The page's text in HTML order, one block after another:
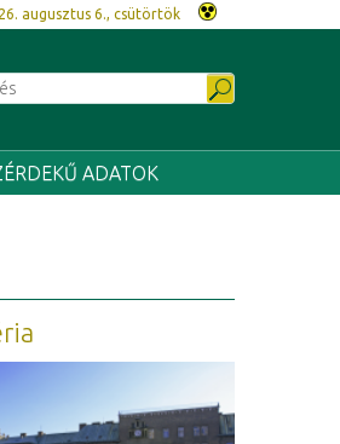
augusztus 6., csütörtök
ADATOK